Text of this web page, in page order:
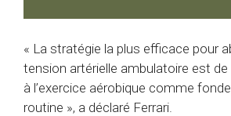
« La stratégie la plus efficace pour
tension artérielle ambulatoire est de
à l’exercice aérobique comme
routine », a déclaré Ferrari.